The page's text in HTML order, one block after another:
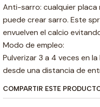
Anti-sarro: cualquier
puede crear sarro. Este
envuelven el calcio
Modo de empleo:
Pulverizar 3 a 4 veces en
desde una distancia de
COMPARTIR ESTE